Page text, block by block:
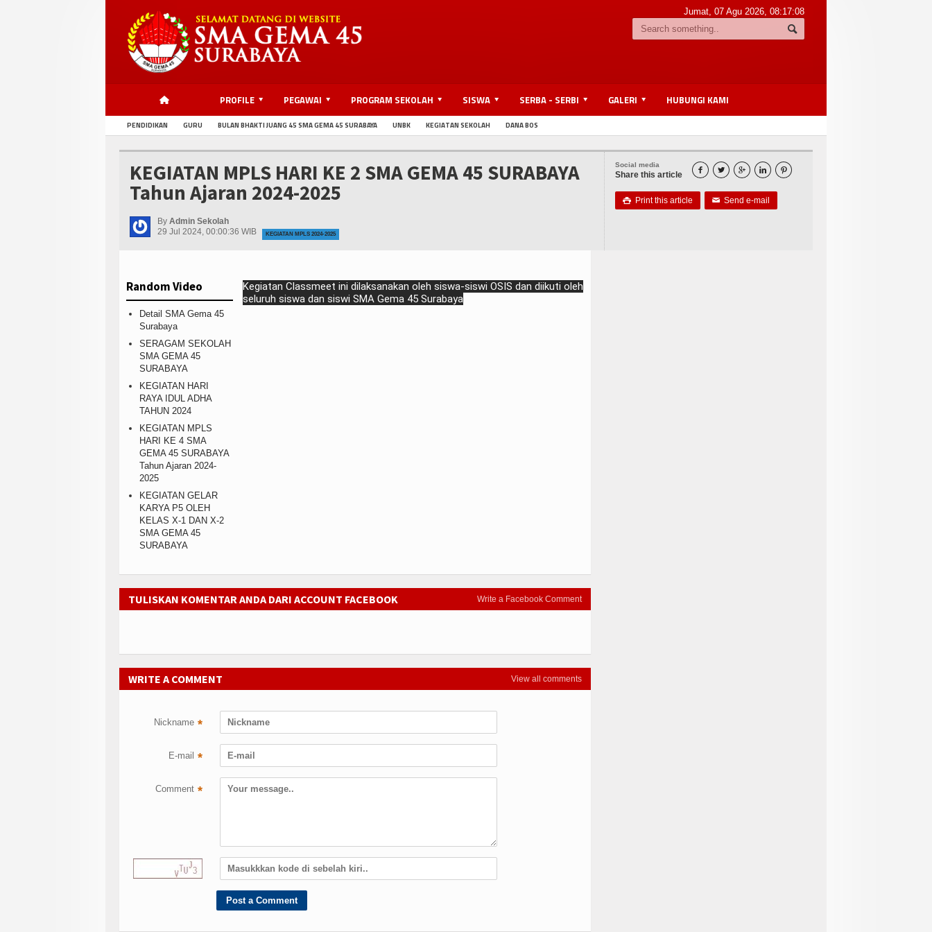
Jumat, 07 Agu 2026, 08:17:08
PROFILE PEGAWAI PROGRAM SEKOLAH SISWA SERBA - SERBI GALERI HUBUNGI KAMI
PENDIDIKAN GURU BULAN BHAKTI JUANG 45 SMA GEMA 45 SURABAYA UNBK KEGIATAN SEKOLAH DANA BOS
Social media
Share this article     
 Print this article ✉ Send e-mail
KEGIATAN MPLS HARI KE 2 SMA GEMA 45 SURABAYA
Tahun Ajaran 2024-2025
By Admin Sekolah
29 Jul 2024, 00:00:36 WIB
KEGIATAN MPLS 2024-2025
Random Video
Detail SMA Gema 45
Surabaya
SERAGAM SEKOLAH
SMA GEMA 45
SURABAYA
KEGIATAN HARI
RAYA IDUL ADHA
TAHUN 2024
KEGIATAN MPLS
HARI KE 4 SMA
GEMA 45 SURABAYA
Tahun Ajaran 2024-
2025
KEGIATAN GELAR
KARYA P5 OLEH
KELAS X-1 DAN X-2
SMA GEMA 45
SURABAYA
Kegiatan Classmeet ini dilaksanakan oleh siswa-siswi OSIS dan diikuti oleh
seluruh siswa dan siswi SMA Gema 45 Surabaya
Write a Facebook Comment
TULISKAN KOMENTAR ANDA DARI ACCOUNT FACEBOOK
View all comments
WRITE A COMMENT
Nickname *
E-mail *
Comment *